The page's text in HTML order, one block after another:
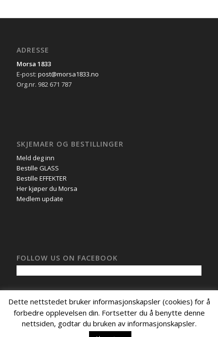
ADRESSE
Morsa 1833
E-post: post@morsa1833.no
Org.nr. 982 671 787
SKJEMAER OG BESTILLINGER
Meld deg inn
Bestille GLASS
Bestille EFFEKTER
Her kjøper du Morsa
Medlem update
FOLLOW US ON FACEBOOK
© Copyright - Morsa Aquavit 1833,Nettside levert av CoreTrek AS.
Dette nettstedet bruker informasjonskapsler (cookies) for å
forbedre opplevelsen din. Fortsetter du å benytte denne
nettsiden, godtar du bruken av informasjonskapsler.